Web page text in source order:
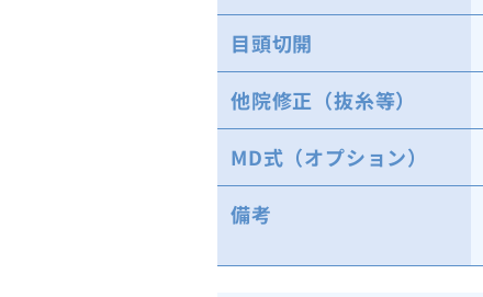
目頭切開
他院修正（抜糸等）
MD式（オプション）
備考